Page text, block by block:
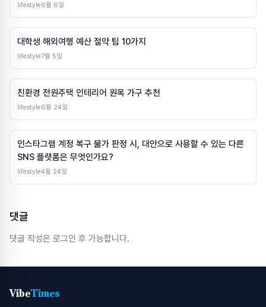
lifestyle6월 6일
대학생 해외여행 예산 절약 팁 10가지
lifestyle7월 5일
친환경 전원주택 인테리어 원목 가구 추천
lifestyle6월 24일
인스타그램 계정 복구 불가 판정 시, 대안으로 사용할 수 있는 다른
SNS 플랫폼은 무엇인가요?
lifestyle4월 24일
댓글
댓글 작성은 로그인 후 가능합니다.
VibeTimes